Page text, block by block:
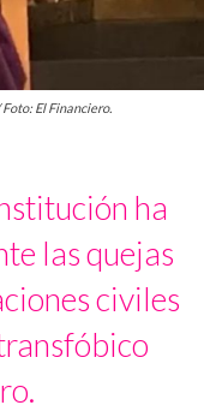
El Financiero.
ha
las quejas
civiles